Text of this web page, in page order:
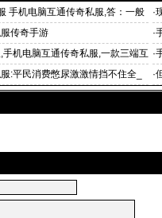
手机电脑互通传奇私服,答：一般
·
传奇手游 ·
机电脑互通传奇私服,一款三端互 ·
:平民消费憋尿激激情挡不住全_ ·